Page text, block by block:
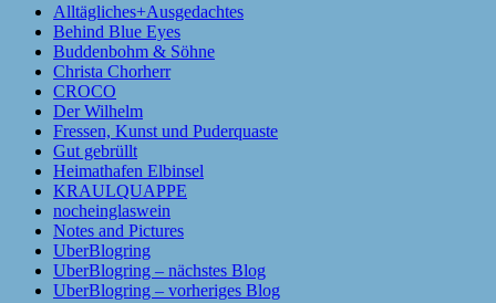
Alltägliches+Ausgedachtes
Behind Blue Eyes
Buddenbohm & Söhne
Christa Chorherr
CROCO
Der Wilhelm
Fressen, Kunst und Puderquaste
Gut gebrüllt
Heimathafen Elbinsel
KRAULQUAPPE
nocheinglaswein
Notes and Pictures
UberBlogring
UberBlogring – nächstes Blog
UberBlogring – vorheriges Blog